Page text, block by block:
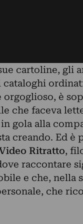
cartoline, gli
orgoglioso, è
che faceva
gola alla
creando. Ed è
Ritratto,
raccontare
e che, nella
che